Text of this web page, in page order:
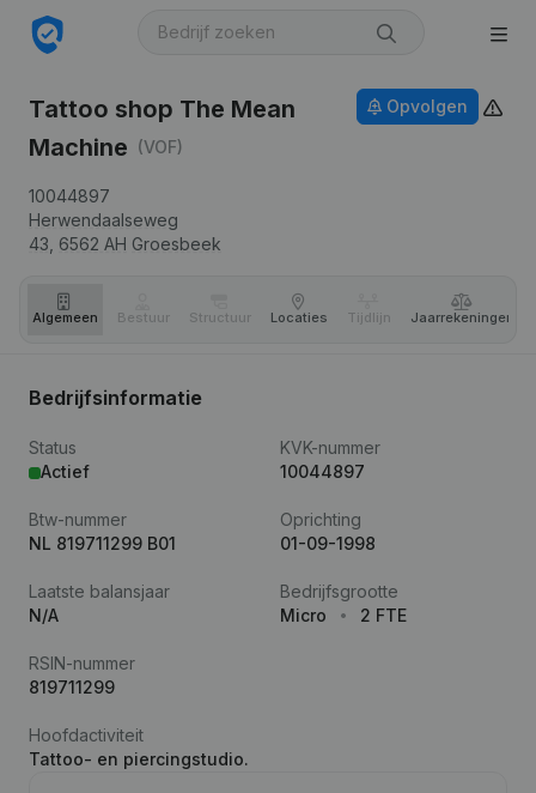
Tattoo shop The Mean
Machine (VOF)
10044897
Herwendaalseweg
43, 6562 AH Groesbeek
Opvolgen
Algemeen Bestuur Structuur Locaties Tijdlijn Jaar­rekeningen
Bedrijfsinformatie
Status
Actief
KVK-nummer
10044897
Btw-nummer
NL 819711299 B01
Oprichting
01-09-1998
Laatste balansjaar
N/A
Bedrijfsgrootte
Micro
2 FTE
RSIN-nummer
819711299
Hoofdactiviteit
Tattoo- en piercingstudio.